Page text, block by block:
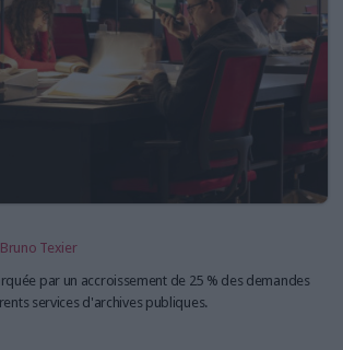
Bruno Texier
par un accroissement de 25 % des demandes
services d'archives publiques.